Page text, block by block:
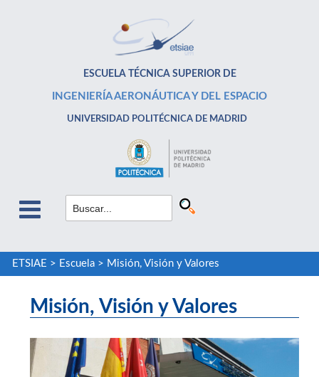
ESCUELA TÉCNICA SUPERIOR DE
INGENIERÍA AERONÁUTICA Y DEL ESPACIO
UNIVERSIDAD POLITÉCNICA DE MADRID
ETSIAE > Escuela> Misión, Visión y Valores
Misión, Visión y Valores